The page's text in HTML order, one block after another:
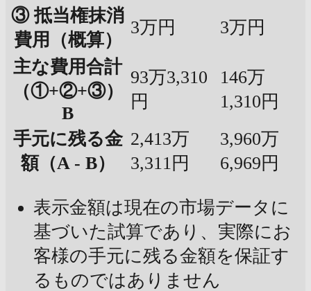
③ 抵当権抹消
費用（概算）
3万円
3万円
主な費用合計
（①+②+③）
B
93万3,310
円
146万
1,310円
手元に残る金
額（A - B）
2,413万
3,311円
3,960万
6,969円
表示金額は現在の市場データに
基づいた試算であり、実際にお
客様の手元に残る金額を保証す
るものではありません